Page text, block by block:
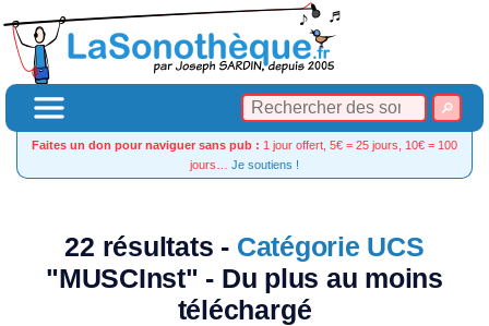
Faites un don pour naviguer sans pub : 1 jour offert, 5€ = 25 jours, 10€ = 100
jours… Je soutiens !
22 résultats - Catégorie UCS
"MUSCInst" - Du plus au moins
téléchargé